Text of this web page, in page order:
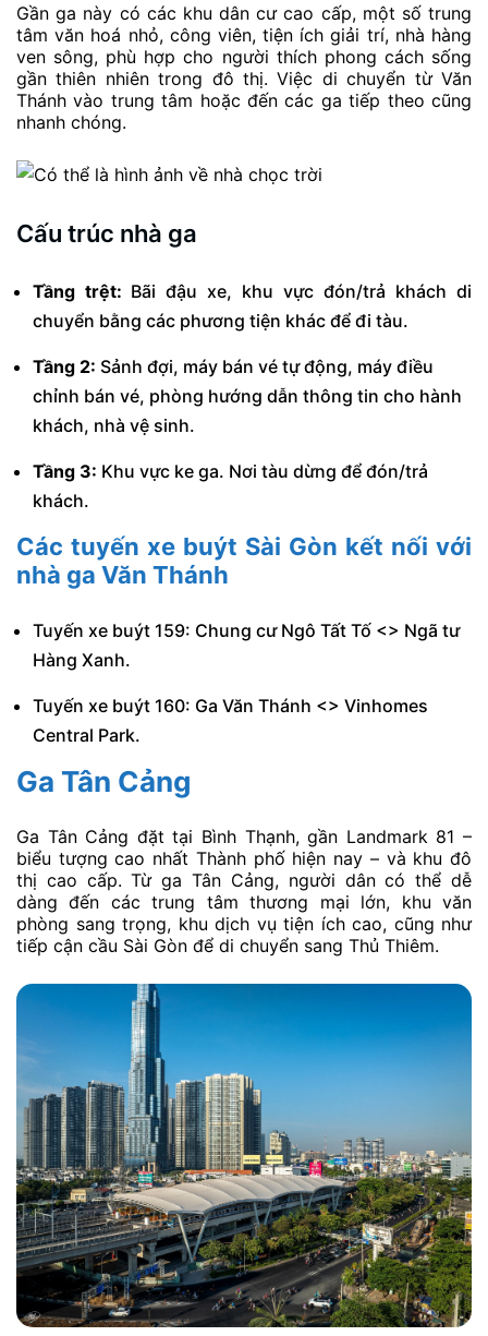
Gần ga này có các khu dân cư cao cấp, một số trung
tâm văn hoá nhỏ, công viên, tiện ích giải trí, nhà hàng
ven sông, phù hợp cho người thích phong cách sống
gần thiên nhiên trong đô thị. Việc di chuyển từ Văn
Thánh vào trung tâm hoặc đến các ga tiếp theo cũng
nhanh chóng.
Cấu trúc nhà ga
Tầng trệt: Bãi đậu xe, khu vực đón/trả khách di
chuyển bằng các phương tiện khác để đi tàu.
Tầng 2: Sảnh đợi, máy bán vé tự động, máy điều
chỉnh bán vé, phòng hướng dẫn thông tin cho hành
khách, nhà vệ sinh.
Tầng 3: Khu vực ke ga. Nơi tàu dừng để đón/trả
khách.
Các tuyến xe buýt Sài Gòn kết nối với
nhà ga Văn Thánh
Tuyến xe buýt 159: Chung cư Ngô Tất Tố <> Ngã tư
Hàng Xanh.
Tuyến xe buýt 160: Ga Văn Thánh <> Vinhomes
Central Park.
Ga Tân Cảng
Ga Tân Cảng đặt tại Bình Thạnh, gần Landmark 81 –
biểu tượng cao nhất Thành phố hiện nay – và khu đô
thị cao cấp. Từ ga Tân Cảng, người dân có thể dễ
dàng đến các trung tâm thương mại lớn, khu văn
phòng sang trọng, khu dịch vụ tiện ích cao, cũng như
tiếp cận cầu Sài Gòn để di chuyển sang Thủ Thiêm.